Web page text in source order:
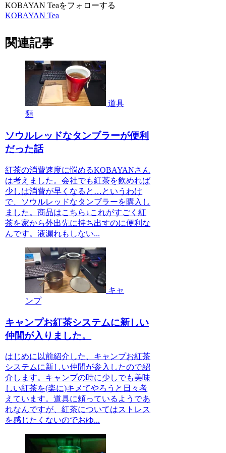
KOBAYAN Teaをフォローする
KOBAYAN Tea
関連記事
道具
類
ソウルレッドなタンブラーが便利
だった話
紅茶の消費速度に悩めるKOBAYANさん
は考えました。会社でも紅茶を飲めれば
少しは消費が早くなると…というわけ
で、ソウルレッドなタンブラーを購入し
ました。商品はこちら↓これがすごく紅
茶を家から外出先に持ち出すのに便利な
んです。液漏れもしない...
キャ
ンプ
キャンプお紅茶システムに新しい
仲間が入りました。
はじめに以前紹介した、キャンプお紅茶
システムに新しい仲間が参入したので紹
介します。キャンプの時に少しでも美味
しい紅茶を(楽に)キメてやろうと日々考
えています。道具に頼っているようであ
れなんですが、紅茶についてはストレス
を感じたくないのでおゆ...